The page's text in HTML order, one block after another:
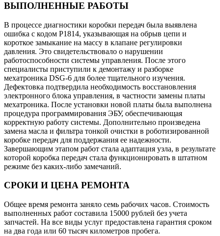
ВЫПОЛНЕННЫЕ РАБОТЫ
В процессе диагностики коробки передач была выявлена
ошибка с кодом Р1814, указывающая на обрыв цепи и
короткое замыкание на массу в клапане регулировки
давления. Это свидетельствовало о нарушении
работоспособности системы управления. После этого
специалисты приступили к демонтажу и разборке
мехатроника DSG-6 для более тщательного изучения.
Дефектовка подтвердила необходимость восстановления
электронного блока управления, в частности замены платы
мехатроника. После установки новой платы была выполнена
процедура программирования ЭБУ, обеспечивающая
корректную работу системы. Дополнительно произведена
замена масла и фильтра тонкой очистки в роботизированной
коробке передач для поддержания ее надежности.
Завершающим этапом работ стала адаптация узла, в результате
которой коробка передач стала функционировать в штатном
режиме без каких-либо замечаний.
СРОКИ И ЦЕНА РЕМОНТА
Общее время ремонта заняло семь рабочих часов. Стоимость
выполненных работ составила 15000 рублей без учета
запчастей. На все виды услуг предоставлена гарантия сроком
на два года или 60 тысяч километров пробега.